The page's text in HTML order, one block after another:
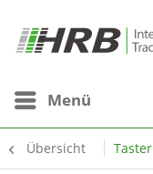
Menü
Übersicht Taster